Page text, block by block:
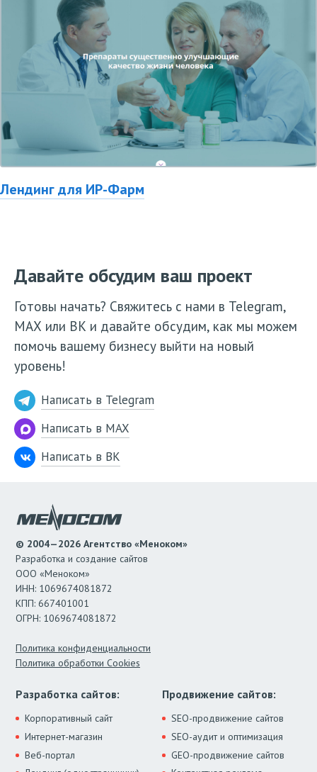
Лендинг для ИР-Фарм
Давайте обсудим ваш проект
Готовы начать? Свяжитесь с нами в Telegram,
МАХ или ВК и давайте обсудим, как мы можем
помочь вашему бизнесу выйти на новый
уровень!
Написать в Telegram
Написать в MAX
Написать в ВК
© 2004—2026 Агентство «Меноком»
Разработка и создание сайтов
ООО «Меноком»
ИНН: 1069674081872
КПП: 667401001
ОГРН: 1069674081872
Политика конфиденциальности
Политика обработки Cookies
Разработка сайтов:
Корпоративный сайт
Интернет-магазин
Веб-портал
Продвижение сайтов:
SEO-продвижение сайтов
SEO-аудит и оптимизация
GEO-продвижение сайтов